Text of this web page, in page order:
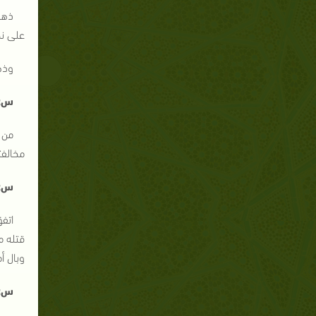
على
من
قتله
وبال